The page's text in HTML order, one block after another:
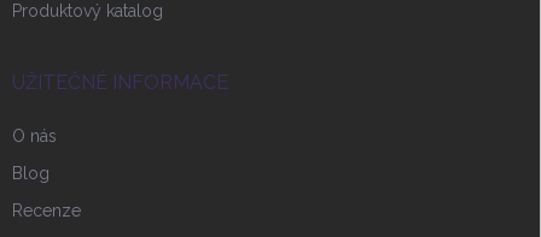
Produktový katalog
UŽITEČNÉ INFORMACE
O nás
Blog
Recenze